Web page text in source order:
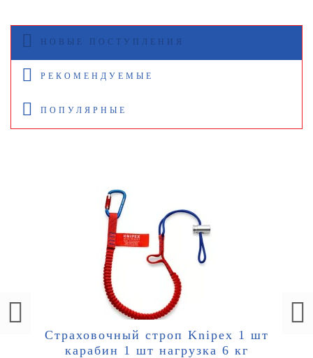
НОВЫЕ ПОСТУПЛЕНИЯ
РЕКОМЕНДУЕМЫЕ
ПОПУЛЯРНЫЕ
Страховочный строп Knipex 1 шт
карабин 1 шт нагрузка 6 кг